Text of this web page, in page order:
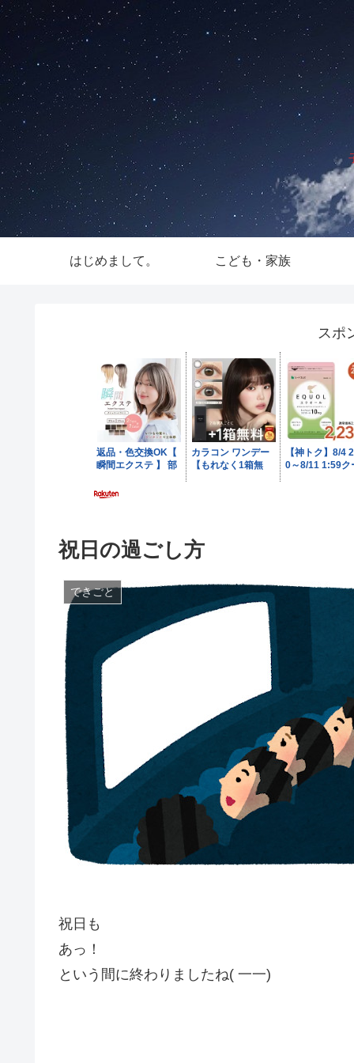
はじめまして。 こども・家族
スポ
祝日の過ごし方
できごと
祝日も
あっ！
という間に終わりましたね( 一一)